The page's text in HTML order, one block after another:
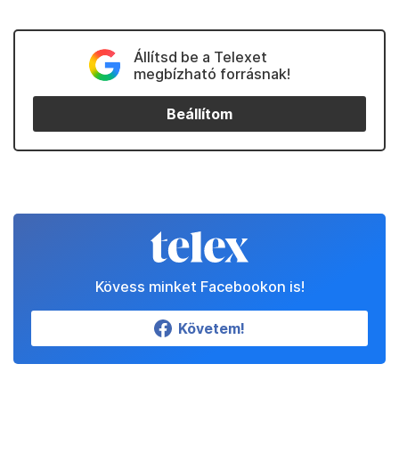
Állítsd be a Telexet
megbízható forrásnak!
Beállítom
Kövess minket Facebookon is!
Követem!